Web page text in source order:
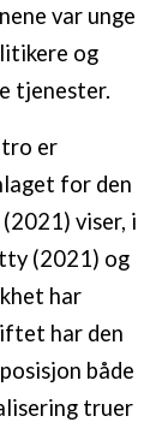
var unge
og
tjenester.
tro er
for den
viser, i
(2021) og
har
har den
både
truer